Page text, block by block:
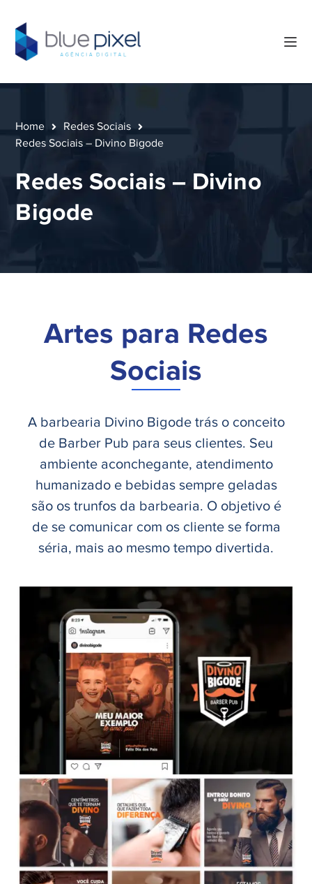
Home
Redes Sociais
Redes Sociais – Divino Bigode
Redes Sociais – Divino
Bigode
Artes para Redes
Sociais
A barbearia Divino Bigode trás o conceito
de Barber Pub para seus clientes. Seu
ambiente aconchegante, atendimento
humanizado e bebidas sempre geladas
são os trunfos da barbearia. O objetivo é
de se comunicar com os cliente se forma
séria, mais ao mesmo tempo divertida.